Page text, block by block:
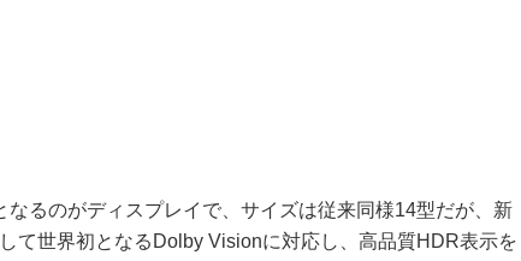
るのがディスプレイで、サイズは従来同様14型だが、新
て世界初となるDolby Visionに対応し、高品質HDR表示を